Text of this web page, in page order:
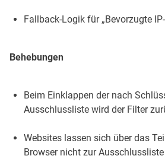
Fallback-Logik für „Bevorzugte
Behebungen
Beim Einklappen der nach
Ausschlussliste wird der Filter
Websites lassen sich über das
Browser nicht zur